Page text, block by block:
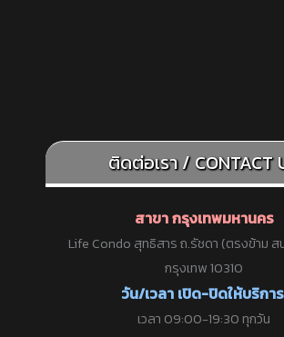
ติดต่อเรา / CONTACT
สาขา กรุงเทพมหานคร
Life Condo สุทธิสาร ถ.รัชดา (ตรงข้าม ส
กรุงเทพ 10310
วัน/เวลา เปิด-ปิดให้บริกา
เวลา 09:00-19:30 ทุกวัน